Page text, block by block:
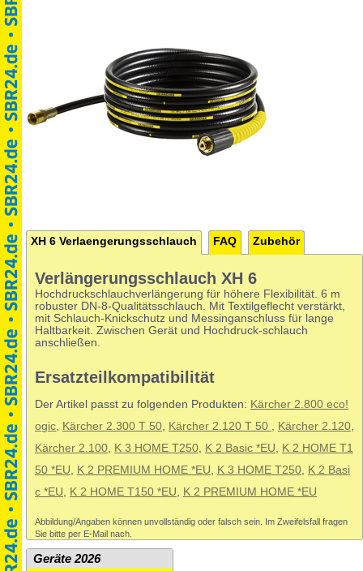
XH 6 Verlaengerungsschlauch FAQ Zubehör
Verlängerungsschlauch XH 6
Hochdruckschlauchverlängerung für höhere Flexibilität. 6 m
robuster DN-8-Qualitätsschlauch. Mit Textilgeflecht verstärkt,
mit Schlauch-Knickschutz und Messinganschluss für lange
Haltbarkeit. Zwischen Gerät und Hochdruck-schlauch
anschließen.
Ersatzteilkompatibilität
Der Artikel passt zu folgenden Produkten: Kärcher 2.800 eco!
ogic, Kärcher 2.300 T 50, Kärcher 2.120 T 50 , Kärcher 2.120,
Kärcher 2.100, K 3 HOME T250, K 2 Basic *EU, K 2 HOME T1
50 *EU, K 2 PREMIUM HOME *EU, K 3 HOME T250, K 2 Basi
c *EU, K 2 HOME T150 *EU, K 2 PREMIUM HOME *EU
Abbildung/Angaben können unvollständig oder falsch sein. Im Zweifelsfall fragen
Sie bitte per E-Mail nach.
Geräte 2026